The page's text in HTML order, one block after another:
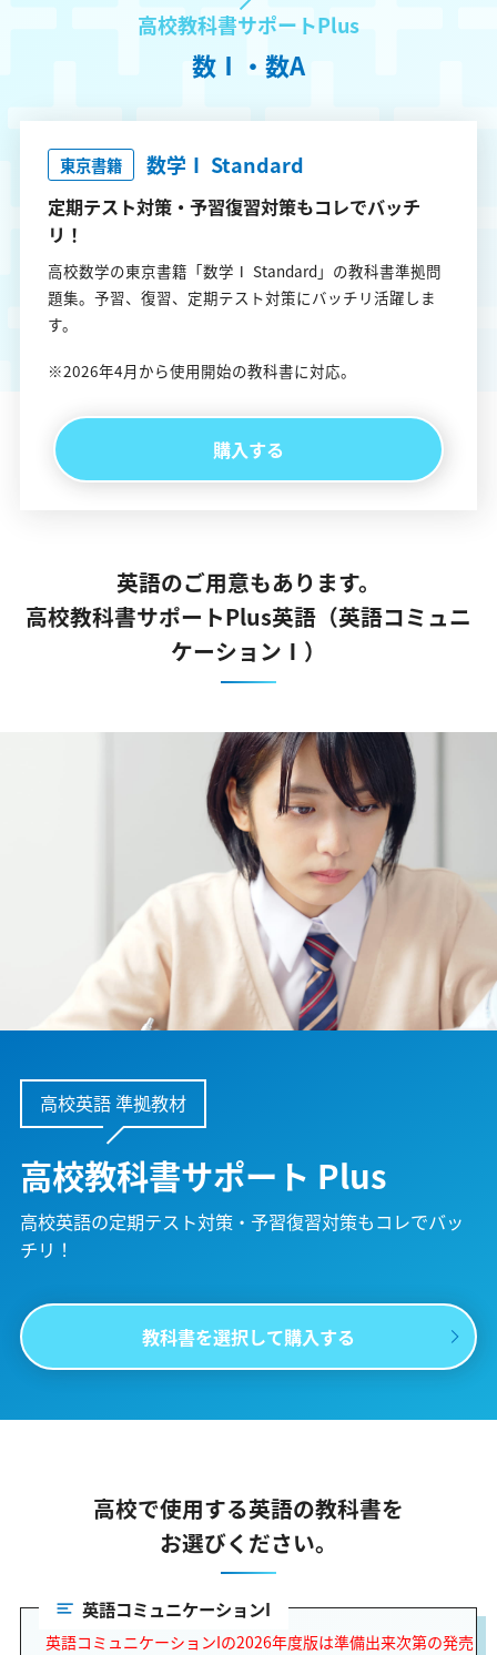
高校教科書サポートPlus
数Ⅰ・数A
東京書籍 数学Ⅰ Standard
定期テスト対策・予習復習対策もコレでバッチ
リ！
高校数学の東京書籍「数学Ⅰ Standard」の教科書準拠問
題集。予習、復習、定期テスト対策にバッチリ活躍しま
す。
※2026年4月から使用開始の教科書に対応。
購入する
英語のご用意もあります。
高校教科書サポートPlus英語（英語コミュニ
ケーションⅠ）
高校英語 準拠教材
高校教科書サポート Plus
高校英語の定期テスト対策・予習復習対策もコレでバッ
チリ！
教科書を選択して購入する
高校で使用する英語の教科書を
お選びください。
英語コミュニケーションI
英語コミュニケーションIの2026年度版は準備出来次第の発売